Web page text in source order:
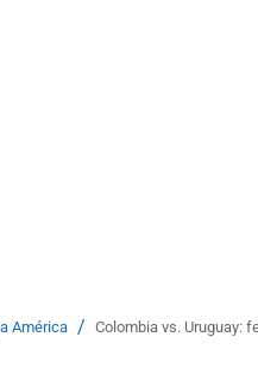
América / Colombia vs. Uruguay: